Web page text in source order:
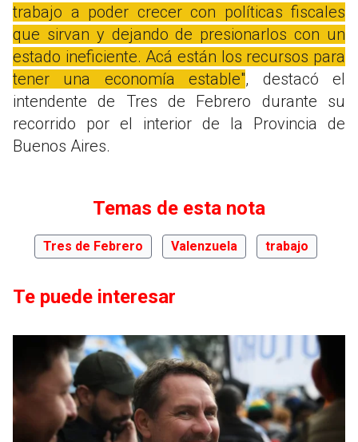
trabajo a poder crecer con políticas fiscales
que sirvan y dejando de presionarlos con un
estado ineficiente. Acá están los recursos para
tener una economía estable", destacó el
intendente de Tres de Febrero durante su
recorrido por el interior de la Provincia de
Buenos Aires.
Temas de esta nota
Tres de Febrero Valenzuela trabajo
Te puede interesar